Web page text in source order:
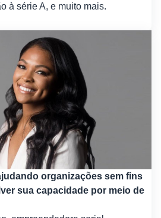
à série A, e muito mais.
organizações sem fins
sua capacidade por meio de